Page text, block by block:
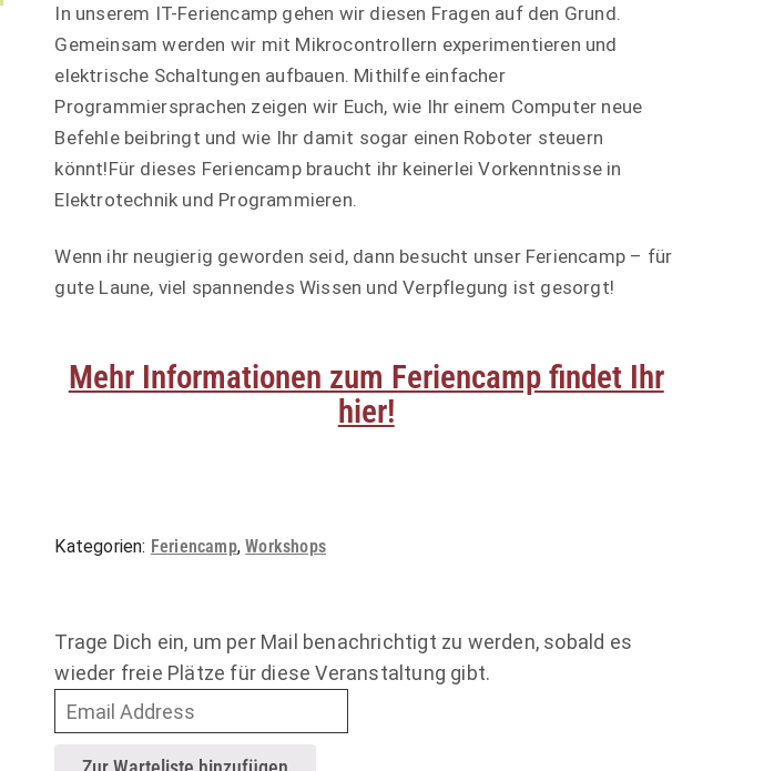
In unserem IT-Feriencamp gehen wir diesen Fragen auf den Grund.
Gemeinsam werden wir mit Mikrocontrollern experimentieren und
elektrische Schaltungen aufbauen. Mithilfe einfacher
Programmiersprachen zeigen wir Euch, wie Ihr einem Computer neue
Befehle beibringt und wie Ihr damit sogar einen Roboter steuern
könnt!Für dieses Feriencamp braucht ihr keinerlei Vorkenntnisse in
Elektrotechnik und Programmieren.
Wenn ihr neugierig geworden seid, dann besucht unser Feriencamp – für
gute Laune, viel spannendes Wissen und Verpflegung ist gesorgt!
Mehr Informationen zum Feriencamp findet Ihr
hier!
Kategorien: Feriencamp,Workshops
Trage Dich ein, um per Mail benachrichtigt zu werden, sobald es
wieder freie Plätze für diese Veranstaltung gibt.
Enter
your
email